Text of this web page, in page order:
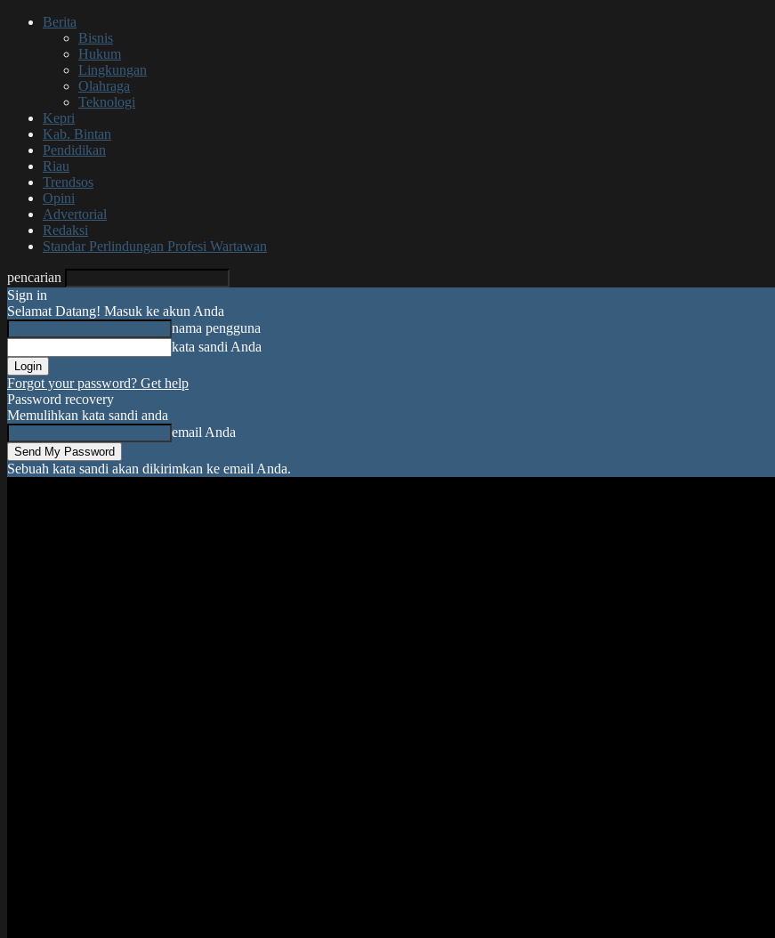
Berita
Bisnis
Hukum
Lingkungan
Olahraga
Teknologi
Kepri
Kab. Bintan
Pendidikan
Riau
Trendsos
Opini
Advertorial
Redaksi
Standar Perlindungan Profesi Wartawan
pencarian
Sign in
Selamat Datang! Masuk ke akun Anda
nama pengguna
kata sandi Anda
Forgot your password? Get help
Password recovery
Memulihkan kata sandi anda
email Anda
Sebuah kata sandi akan dikirimkan ke email Anda.